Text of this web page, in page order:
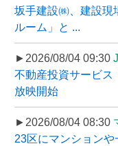
坂手建設㈱、建設現
ルーム」と ...
►2026/08/04 09:30
不動産投資サービス
放映開始
►2026/08/04 08:30
23区にマンション